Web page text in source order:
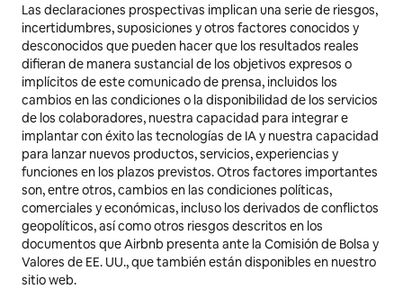
Las declaraciones prospectivas implican una serie de riesgos,
incertidumbres, suposiciones y otros factores conocidos y
desconocidos que pueden hacer que los resultados reales
difieran de manera sustancial de los objetivos expresos o
implícitos de este comunicado de prensa, incluidos los
cambios en las condiciones o la disponibilidad de los servicios
de los colaboradores, nuestra capacidad para integrar e
implantar con éxito las tecnologías de IA y nuestra capacidad
para lanzar nuevos productos, servicios, experiencias y
funciones en los plazos previstos. Otros factores importantes
son, entre otros, cambios en las condiciones políticas,
comerciales y económicas, incluso los derivados de conflictos
geopolíticos, así como otros riesgos descritos en los
documentos que Airbnb presenta ante la Comisión de Bolsa y
Valores de EE. UU., que también están disponibles en nuestro
sitio web.